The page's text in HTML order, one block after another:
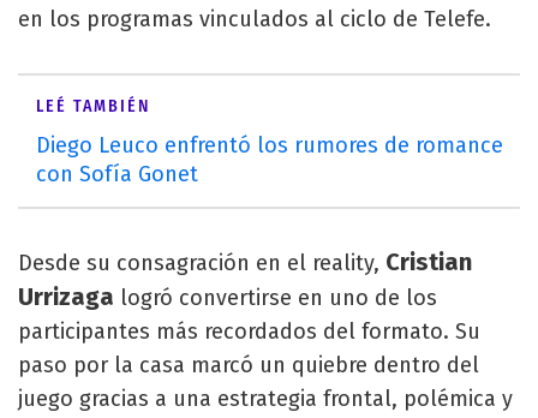
en los programas vinculados al ciclo de Telefe.
LEÉ TAMBIÉN
Diego Leuco enfrentó los rumores de romance
con Sofía Gonet
Desde su consagración en el reality, Cristian
Urrizaga logró convertirse en uno de los
participantes más recordados del formato. Su
paso por la casa marcó un quiebre dentro del
juego gracias a una estrategia frontal, polémica y